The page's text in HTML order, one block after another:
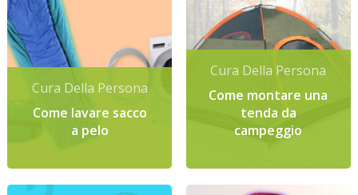
Cura Della Persona
Come lavare sacco
a pelo
Cura Della Persona
Come montare una
tenda da
campeggio